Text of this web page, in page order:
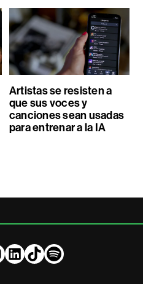
Artistas se resisten a
que sus voces y
canciones sean usadas
para entrenar a la IA